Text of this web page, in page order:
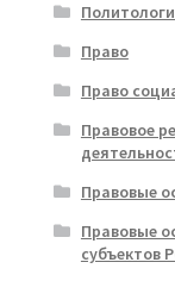
Право
Право
Правовое
Правовые
Правовые
субъектов